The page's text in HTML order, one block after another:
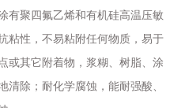
有聚四氟乙烯和有机硅高温压敏
粘性，不易粘附任何物质，易于
或其它附着物，浆糊、树脂、涂
除；耐化学腐蚀，能耐强酸、